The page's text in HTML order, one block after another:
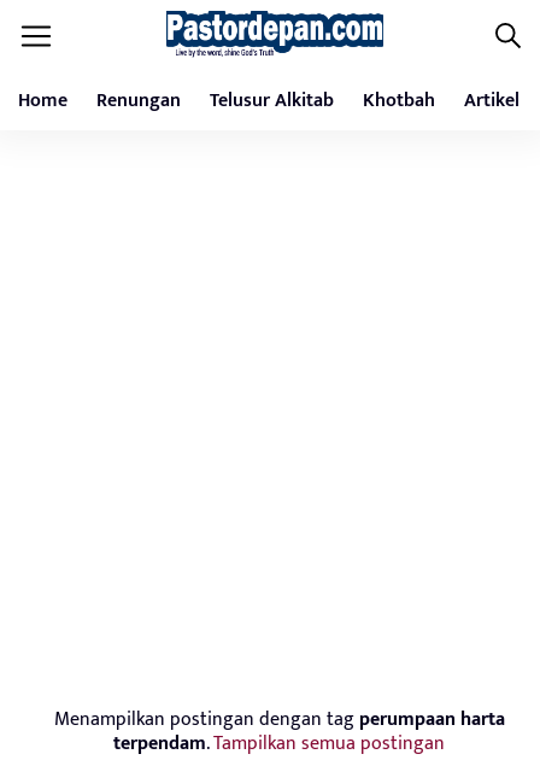
Home Renungan Telusur Alkitab Khotbah Artikel
Menampilkan postingan dengan tagperumpaan harta
terpendam.Tampilkan semua postingan